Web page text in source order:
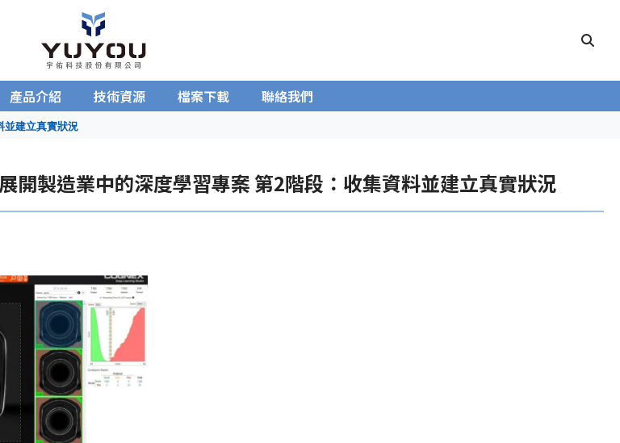
產品介紹 技術資源 檔案下載 聯絡我們
並建立真實狀況
開製造業中的深度學習專案 第2階段：收集資料並建立真實狀況